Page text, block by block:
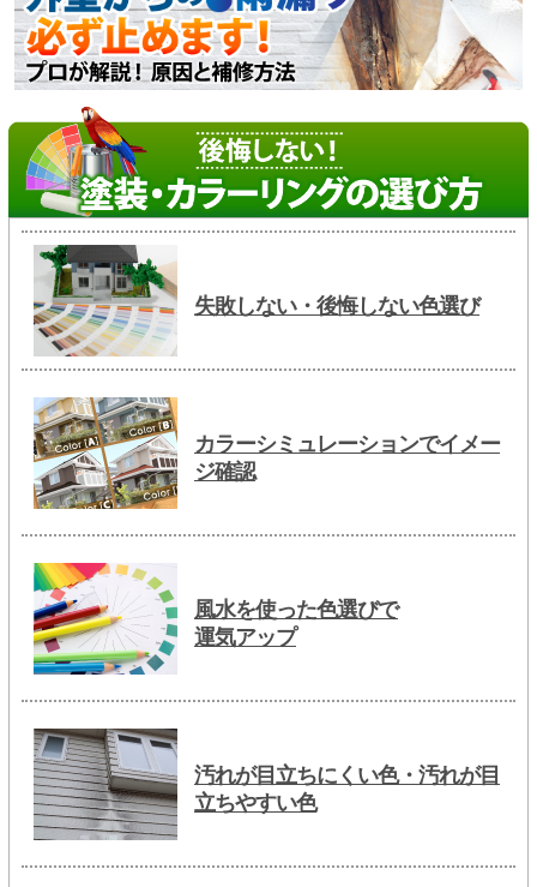
失敗しない・後悔しない色選び
カラーシミュレーションでイメー
ジ確認
風水を使った色選びで
運気アップ
汚れが目立ちにくい色・汚れが目
立ちやすい色